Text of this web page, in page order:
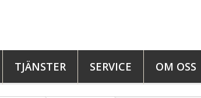
TJÄNSTER SERVICE OM OSS